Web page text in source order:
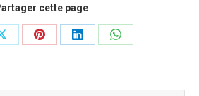
cette page
PartagerPartagerPartagerPartager